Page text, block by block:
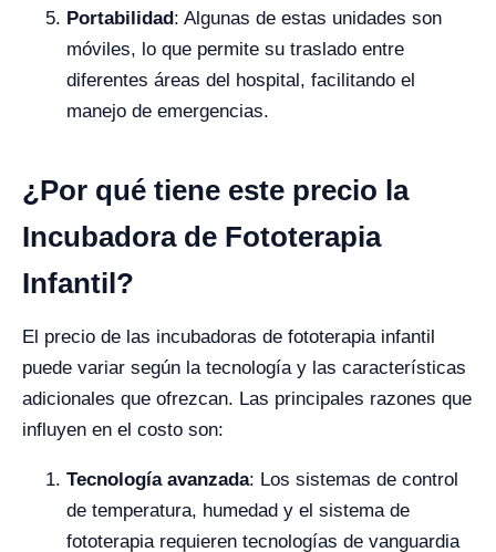
Portabilidad: Algunas de estas unidades son
móviles, lo que permite su traslado entre
diferentes áreas del hospital, facilitando el
manejo de emergencias.
¿Por qué tiene este precio la
Incubadora de Fototerapia
Infantil?
El precio de las incubadoras de fototerapia infantil
puede variar según la tecnología y las características
adicionales que ofrezcan. Las principales razones que
influyen en el costo son:
Tecnología avanzada: Los sistemas de control
de temperatura, humedad y el sistema de
fototerapia requieren tecnologías de vanguardia